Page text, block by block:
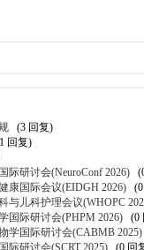
(3 回复)
回复)
际研讨会(NeuroConf 2026)
康国际会议(EIDGH 2026)
与儿科护理会议(WHOPC
国际研讨会(PHPM 2026)
(0
学国际研讨会(CABMB 2025)
际研讨会(SCRT 2025)
(0 回